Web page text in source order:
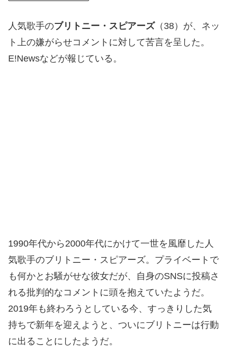
人気歌手のブリトニー・スピアーズ（38）が、ネッ
ト上の嫌がらせコメントに対して苦言を呈した。
E!Newsなどが報じている。
1990年代から2000年代にかけて一世を風靡した人
気歌手のブリトニー・スピアーズ。プライベートで
も何かとお騒がせな彼女だが、自身のSNSに投稿さ
れる批判的なコメントに頭を抱えていたようだ。
2019年も終わろうとしている今、すっきりした気
持ちで新年を迎えようと、ついにブリトニーは行動
に出ることにしたようだ。